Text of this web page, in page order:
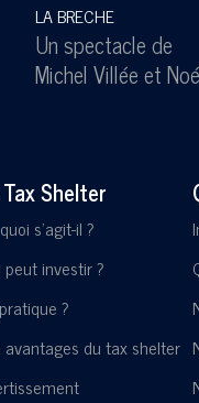
LA BRECHE
Un spectacle de
Michel Villéeet
Shelter
s'agit-il ?
peut investir ?
?
avantages du tax shelter